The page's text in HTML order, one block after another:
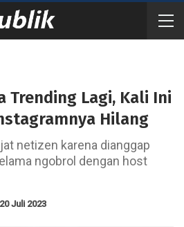
Trending Lagi, Kali Ini
Hilang
netizen karena dianggap
ngobrol dengan host
Juli 2023